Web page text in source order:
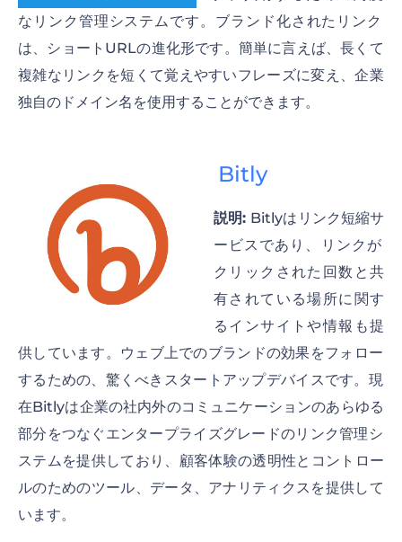
なリンク管理システムです。ブランド化されたリンク
は、ショートURLの進化形です。簡単に言えば、長くて
複雑なリンクを短くて覚えやすいフレーズに変え、企業
独自のドメイン名を使用することができます。
Bitly
説明: Bitlyはリンク短縮サ
ービスであり、リンクが
クリックされた回数と共
有されている場所に関す
るインサイトや情報も提
供しています。ウェブ上でのブランドの効果をフォロー
するための、驚くべきスタートアップデバイスです。現
在Bitlyは企業の社内外のコミュニケーションのあらゆる
部分をつなぐエンタープライズグレードのリンク管理シ
ステムを提供しており、顧客体験の透明性とコントロー
ルのためのツール、データ、アナリティクスを提供して
います。